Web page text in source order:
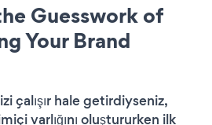
Guesswork of
Your Brand
çalışır hale getirdiyseniz,
varlığını oluştururken ilk